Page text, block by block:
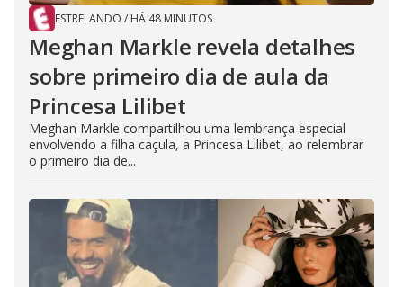
ESTRELANDO / HÁ 48 MINUTOS
Meghan Markle revela detalhes
sobre primeiro dia de aula da
Princesa Lilibet
Meghan Markle compartilhou uma lembrança especial
envolvendo a filha caçula, a Princesa Lilibet, ao relembrar
o primeiro dia de...